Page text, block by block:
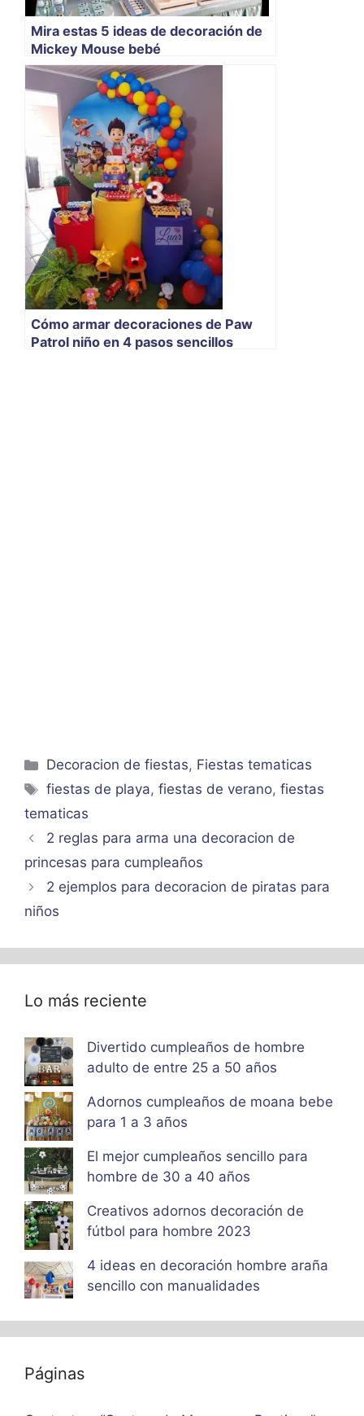
Mira estas 5 ideas de decoración de
Mickey Mouse bebé
Cómo armar decoraciones de Paw
Patrol niño en 4 pasos sencillos
Categorías
Decoracion de fiestas, Fiestas tematicas
Etiquetas
fiestas de playa,fiestas de verano,fiestas
tematicas
2 reglas para arma una decoracion de
princesas para cumpleaños
2 ejemplos para decoracion de piratas para
niños
Lo más reciente
Divertido cumpleaños de hombre
adulto de entre 25 a 50 años
Adornos cumpleaños de moana bebe
para 1 a 3 años
El mejor cumpleaños sencillo para
hombre de 30 a 40 años
Creativos adornos decoración de
fútbol para hombre 2023
4 ideas en decoración hombre araña
sencillo con manualidades
Páginas